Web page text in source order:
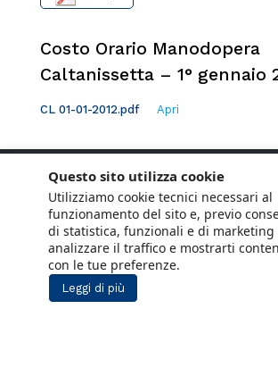
Costo Orario Manodopera
Caltanissetta – 1° gennaio
CL 01-01-2012.pdf Apri
Questo sito utilizza cookie
Utilizziamo cookie tecnici necessari al
funzionamento del sito e, previo
di statistica, funzionali e di marketing
analizzare il traffico e mostrarti
con le tue preferenze.
Leggi di più